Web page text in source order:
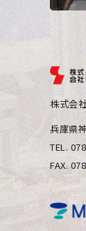
株式会
兵庫県
TEL.
FAX.